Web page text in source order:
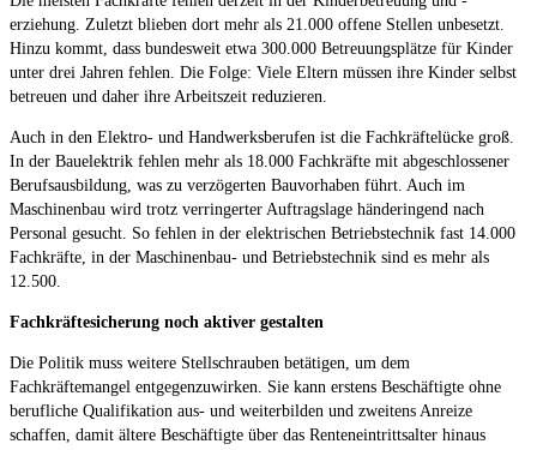
erziehung. Zuletzt blieben dort mehr als 21.000 offene Stellen unbesetzt.
Hinzu kommt, dass bundesweit etwa 300.000 Betreuungsplätze für Kinder
unter drei Jahren fehlen. Die Folge: Viele Eltern müssen ihre Kinder selbst
betreuen und daher ihre Arbeitszeit reduzieren.
Auch in den Elektro- und Handwerksberufen ist die Fachkräftelücke groß.
In der Bauelektrik fehlen mehr als 18.000 Fachkräfte mit abgeschlossener
Berufsausbildung, was zu verzögerten Bauvorhaben führt. Auch im
Maschinenbau wird trotz verringerter Auftragslage händeringend nach
Personal gesucht. So fehlen in der elektrischen Betriebstechnik fast 14.000
Fachkräfte, in der Maschinenbau- und Betriebstechnik sind es mehr als
12.500.
Fachkräftesicherung noch aktiver gestalten
Die Politik muss weitere Stellschrauben betätigen, um dem
Fachkräftemangel entgegenzuwirken. Sie kann erstens Beschäftigte ohne
berufliche Qualifikation aus- und weiterbilden und zweitens Anreize
schaffen, damit ältere Beschäftigte über das Renteneintrittsalter hinaus